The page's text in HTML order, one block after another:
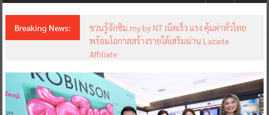
Breaking News:
ชวนรู้จักซิม my by NT เน็ตเร็ว แรง คุ้มค่าทั่วไทย
พร้อมโอกาสสร้างรายได้เสริมผ่าน Lazada
Affiliate